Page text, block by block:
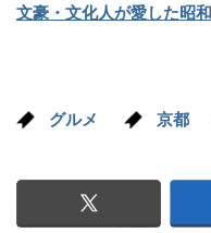
文豪・文化人が愛した昭
グルメ 京都